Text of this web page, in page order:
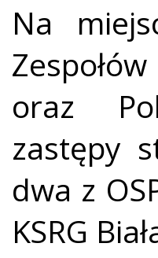
Na
oraz
zastępy
dwa z
KSRG